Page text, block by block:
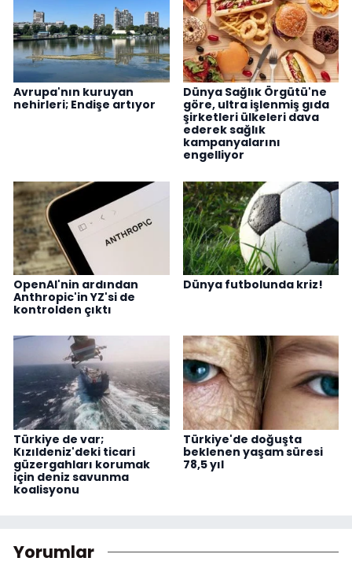
Avrupa'nın kuruyan
nehirleri; Endişe artıyor
Dünya Sağlık Örgütü'ne
göre, ultra işlenmiş gıda
şirketleri ülkeleri dava
ederek sağlık
kampanyalarını
engelliyor
OpenAI'nin ardından
Anthropic'in YZ'si de
kontrolden çıktı
Dünya futbolunda kriz!
Türkiye de var;
Kızıldeniz'deki ticari
güzergahları korumak
için deniz savunma
koalisyonu
Türkiye'de doğuşta
beklenen yaşam süresi
78,5 yıl
Yorumlar